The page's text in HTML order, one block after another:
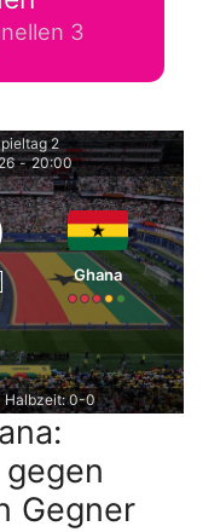
3
2
- 20:00
Ghana
Halbzeit: 0-0
Gegner